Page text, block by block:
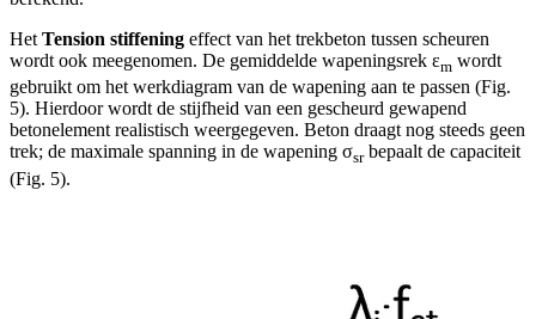
Het Tension stiffening effect van het trekbeton tussen scheuren
wordt ook meegenomen. De gemiddelde wapeningsrek εm wordt
gebruikt om het werkdiagram van de wapening aan te passen (Fig.
5). Hierdoor wordt de stijfheid van een gescheurd gewapend
betonelement realistisch weergegeven. Beton draagt nog steeds geen
trek; de maximale spanning in de wapening σsrbepaalt de capaciteit
(Fig. 5).